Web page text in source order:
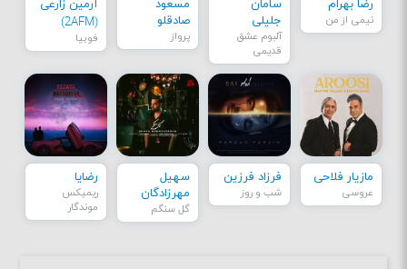
رضا بهرام
نیمی از من
سامان
جلیلی
آلبوم عشق
قدیمی
مسعود
صادقلو
پرواز
آرمین زارعی
(2AFM)
فوبیا
مازیار فلاحی
عروسی
فرزاد فرزین
شب و روز
سهیل
مهرزادگان
گل سنگم
رضایا
ریمیکس
موندگار